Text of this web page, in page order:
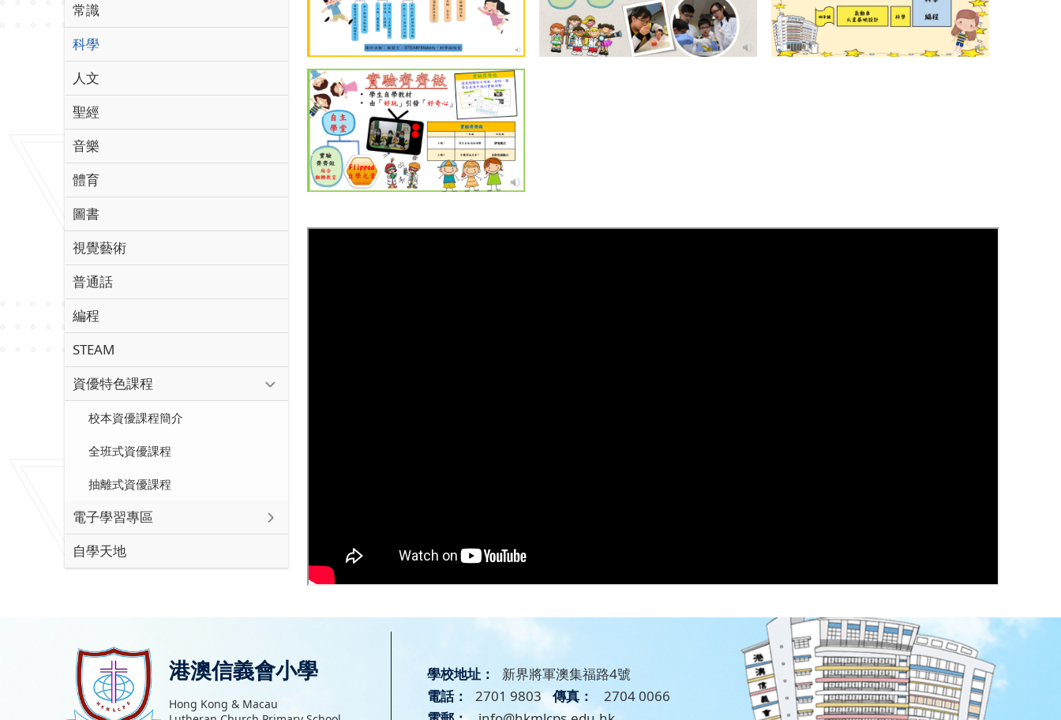
常識
科學
人文
聖經
音樂
體育
圖書
視覺藝術
普通話
編程
STEAM
資優特色課程
校本資優課程簡介
全班式資優課程
抽離式資優課程
電子學習專區
自學天地
港澳信義會小學
Hong Kong & Macau
學校地址：
新界將軍澳集福路4號
電話：
2701 9803 傳真：
2704 0066